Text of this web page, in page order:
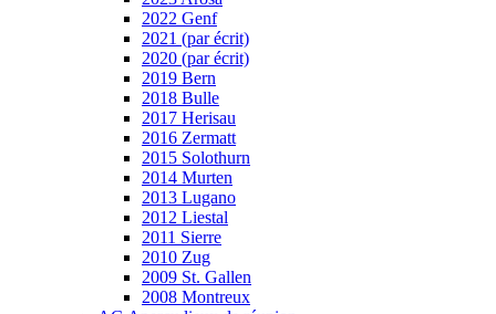
2022 Genf
2021 (par écrit)
2020 (par écrit)
2019 Bern
2018 Bulle
2017 Herisau
2016 Zermatt
2015 Solothurn
2014 Murten
2013 Lugano
2012 Liestal
2011 Sierre
2010 Zug
2009 St. Gallen
2008 Montreux